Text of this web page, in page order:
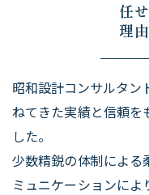
任
理
昭和設計コンサルタン
ねてきた実績と信頼を
した。
少数精鋭の体制による
ミュニケーションに